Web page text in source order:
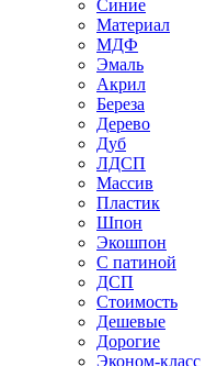
Синие
Материал
МДФ
Эмаль
Акрил
Береза
Дерево
Дуб
ЛДСП
Массив
Пластик
Шпон
Экошпон
С патиной
ДСП
Стоимость
Дешевые
Дорогие
Эконом-класс